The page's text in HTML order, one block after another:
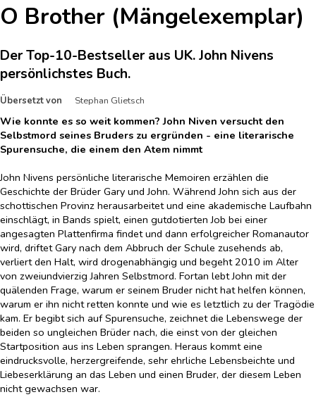
O Brother (Mängelexemplar)
Der Top-10-Bestseller aus UK. John Nivens
persönlichstes Buch.
Übersetzt von Stephan Glietsch
Wie konnte es so weit kommen? John Niven versucht den
Selbstmord seines Bruders zu ergründen - eine literarische
Spurensuche, die einem den Atem nimmt
John Nivens persönliche literarische Memoiren erzählen die
Geschichte der Brüder Gary und John. Während John sich aus der
schottischen Provinz herausarbeitet und eine akademische Laufbahn
einschlägt, in Bands spielt, einen gutdotierten Job bei einer
angesagten Plattenfirma findet und dann erfolgreicher Romanautor
wird, driftet Gary nach dem Abbruch der Schule zusehends ab,
verliert den Halt, wird drogenabhängig und begeht 2010 im Alter
von zweiundvierzig Jahren Selbstmord. Fortan lebt John mit der
quälenden Frage, warum er seinem Bruder nicht hat helfen können,
warum er ihn nicht retten konnte und wie es letztlich zu der Tragödie
kam. Er begibt sich auf Spurensuche, zeichnet die Lebenswege der
beiden so ungleichen Brüder nach, die einst von der gleichen
Startposition aus ins Leben sprangen. Heraus kommt eine
eindrucksvolle, herzergreifende, sehr ehrliche Lebensbeichte und
Liebeserklärung an das Leben und einen Bruder, der diesem Leben
nicht gewachsen war.